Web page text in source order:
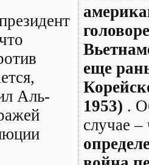
Аль-
еще
1953) .
случае